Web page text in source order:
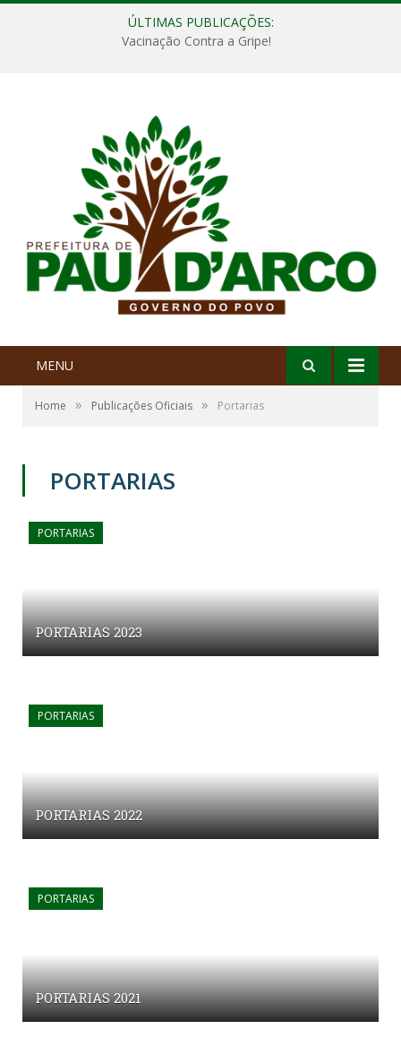
ÚLTIMAS PUBLICAÇÕES:
Vacinação Contra a Gripe!
MENU
Home » Publicações Oficiais » Portarias
PORTARIAS
PORTARIAS
PORTARIAS 2023
PORTARIAS
PORTARIAS 2022
PORTARIAS
PORTARIAS 2021